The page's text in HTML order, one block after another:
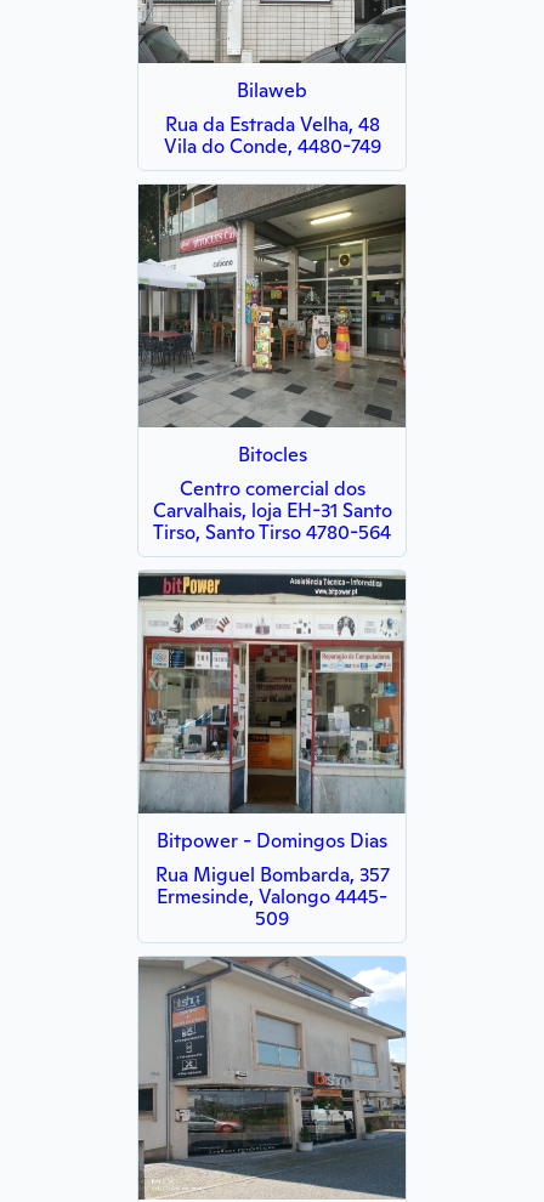
Bilaweb
Rua da Estrada Velha, 48
Vila do Conde, 4480-749
Bitocles
Centro comercial dos
Carvalhais, loja EH-31 Santo
Tirso, Santo Tirso 4780-564
Bitpower - Domingos Dias
Rua Miguel Bombarda, 357
Ermesinde, Valongo 4445-
509